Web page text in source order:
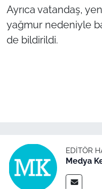
Ayrıca vatandaş,
yağmur nedeniyle
de bildirildi.
EDITÖR
Medya
English News
Canlı Maç